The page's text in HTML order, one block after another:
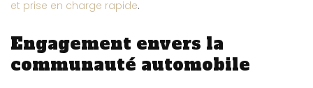
et prise en charge rapide.
Engagement envers la
communauté automobile